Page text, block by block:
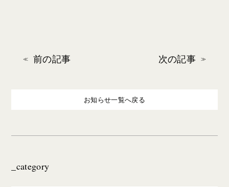
前の記事 次の記事
お知らせ一覧へ戻る
_category